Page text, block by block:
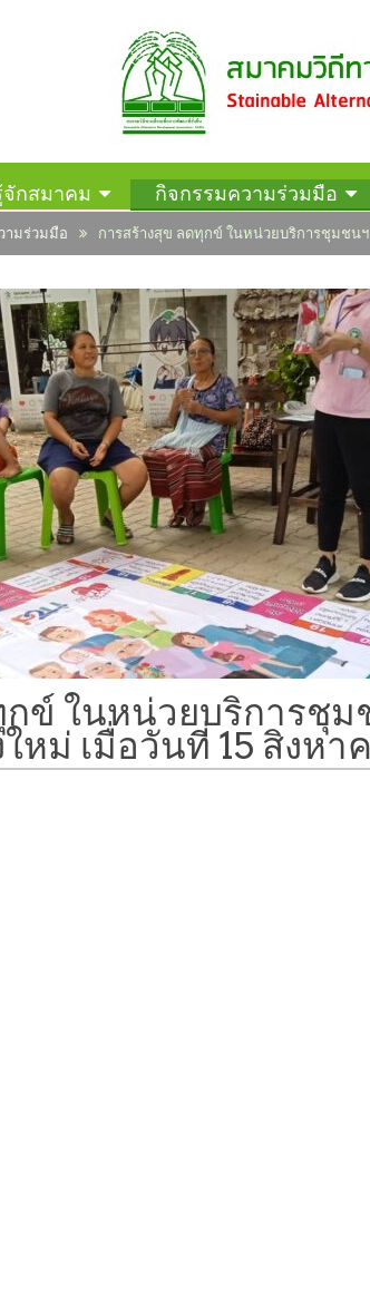
จักสมาคม กิจกรรมความร่วมมือ
ามร่วมมือ การสร้างสุข ลดทุกข์ ในหน่วยบริการชุมชนฯ
กข์ ในหน่วยบริการชุ
ใหม่ เมื่อวันที่ 15 สิงหา